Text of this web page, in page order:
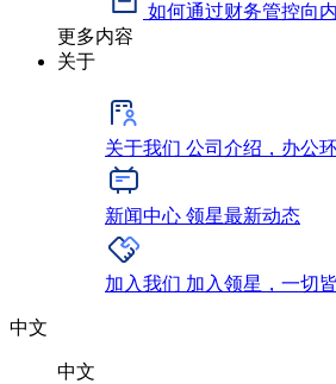
如何通过财务管控向
更多内容
关于
关于我们 公司介绍，办公
新闻中心 领星最新动态
加入我们 加入领星，一切
中文
中文